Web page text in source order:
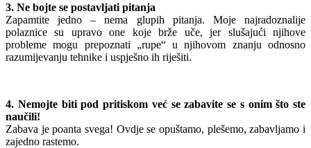
3. Ne bojte se postavljati pitanja
Zapamtite jedno – nema glupih pitanja. Moje najradoznalije
polaznice su upravo one koje brže uče, jer slušajući njihove
probleme mogu prepoznati „rupe“ u njihovom znanju odnosno
razumijevanju tehnike i uspješno ih riješiti.
4. Nemojte biti pod pritiskom već se zabavite se s onim što ste
naučili!
Zabava je poanta svega! Ovdje se opuštamo, plešemo, zabavljamo i
zajedno rastemo.